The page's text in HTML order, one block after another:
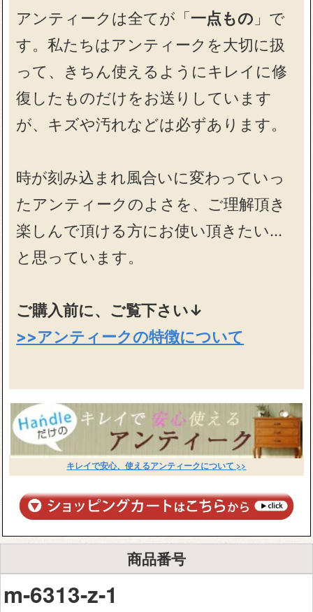
アンティークは全てが「一点もの 」で
す。私たちはアンティークを大切に扱
って、きちん使えるようにキレイに修
復したものだけをお送りしています
が、キズや汚れなどは必ずあります。
時が刻み込まれ風合いに変わっていっ
たアンティークのよさを、ご理解頂き
楽しんで頂ける方にお使い頂きたい…
と思っています。
ご購入前に、ご覧下さい↓
>>アンティークの特徴について
キレイで安心、使えるアンティークについて >>
商品番号
m-6313-z-1